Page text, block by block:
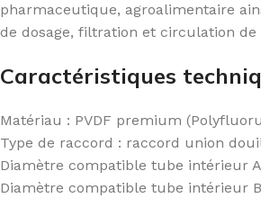
pharmaceutique, agroalimentaire
de dosage, filtration et circulation
Caractéristiques
Matériau : PVDF premium
Type de raccord : raccord union
Diamètre compatible tube intérieur
Diamètre compatible tube intérieur